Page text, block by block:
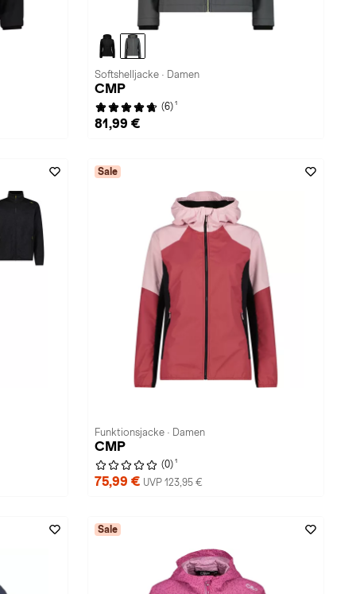
Softshelljacke · Damen
CMP
(6) 1
81,99 €
Sale
Funktionsjacke · Damen
CMP
(0) 1
75,99 € UVP 123,95 €
Sale